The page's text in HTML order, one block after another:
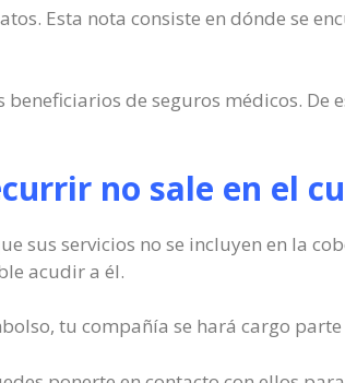
Esta nota consiste en dónde se
de seguros médicos. De
no sale en el
sus servicios no se incluyen en la
acudir a él.
tu compañía se hará cargo